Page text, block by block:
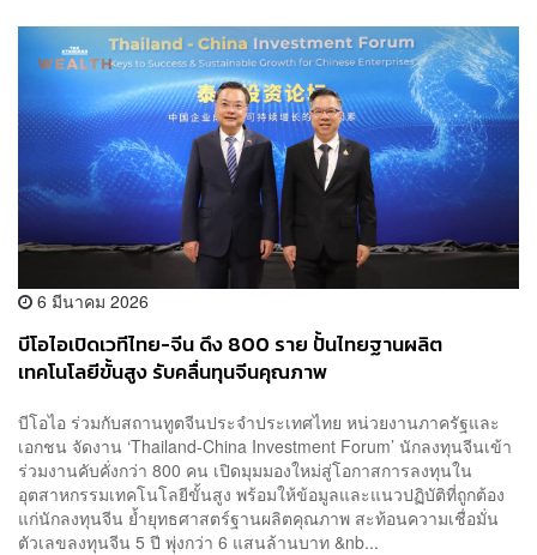
6 มีนาคม 2026
บีโอไอเปิดเวทีไทย-จีน ดึง 800 ราย ปั้นไทยฐานผลิต
เทคโนโลยีขั้นสูง รับคลื่นทุนจีนคุณภาพ
บีโอไอ ร่วมกับสถานทูตจีนประจำประเทศไทย หน่วยงานภาครัฐและ
เอกชน จัดงาน ‘Thailand-China Investment Forum’ นักลงทุนจีนเข้า
ร่วมงานคับคั่งกว่า 800 คน เปิดมุมมองใหม่สู่โอกาสการลงทุนใน
อุตสาหกรรมเทคโนโลยีขั้นสูง พร้อมให้ข้อมูลและแนวปฏิบัติที่ถูกต้อง
แก่นักลงทุนจีน ย้ำยุทธศาสตร์ฐานผลิตคุณภาพ สะท้อนความเชื่อมั่น
ตัวเลขลงทุนจีน 5 ปี พุ่งกว่า 6 แสนล้านบาท &nb...